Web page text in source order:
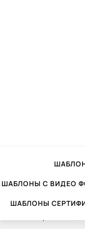
ШАБЛОНЫ С ВИДЕО
ШАБЛОНЫ